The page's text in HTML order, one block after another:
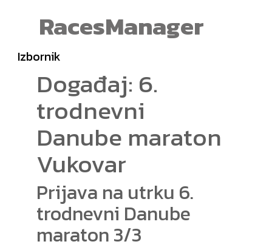
RacesManager
Izbornik
Događaj: 6.
trodnevni
Danube maraton
Vukovar
Prijava na utrku 6.
trodnevni Danube
maraton 3/3